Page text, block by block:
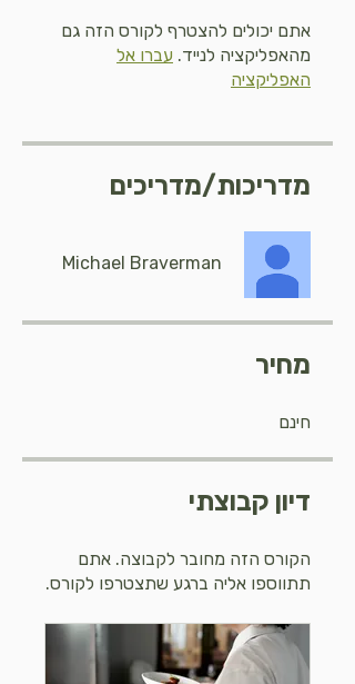
אתם יכולים להצטרף לקורס הזה גם
מהאפליקציה לנייד. עברו אל
האפליקציה
מדריכות/מדריכים
Michael Braverman
מחיר
חינם
דיון קבוצתי
הקורס הזה מחובר לקבוצה. אתם
תתווספו אליה ברגע שתצטרפו לקורס.